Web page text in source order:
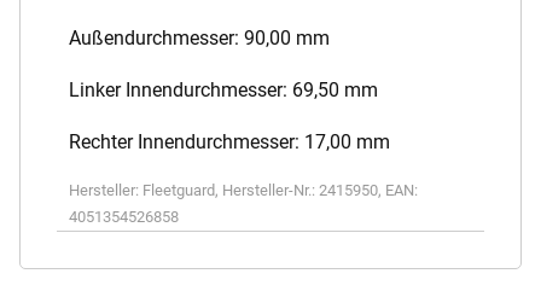
Außendurchmesser: 90,00 mm
Linker Innendurchmesser: 69,50 mm
Rechter Innendurchmesser: 17,00 mm
Hersteller: Fleetguard , Hersteller-Nr.: 2415950, EAN:
4051354526858